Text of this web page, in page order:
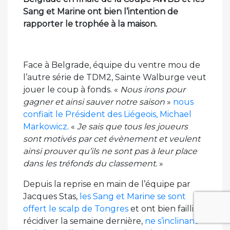
Sang et Marine ont bien l’intention de
rapporter le trophée à la maison.
Face à Belgrade, équipe du ventre mou de
l’autre série de TDM2, Sainte Walburge veut
jouer le coup à fonds. « Nous irons pour
gagner et ainsi sauver notre saison » nous
confiait le Président des Liégeois, Michael
Markowicz. « Je sais que tous les joueurs
sont motivés par cet évènement et veulent
ainsi prouver qu’ils ne sont pas à leur place
dans les tréfonds du classement. »
Depuis la reprise en main de l’équipe par
Jacques Stas, les Sang et Marine se sont
offert le scalp de Tongres et ont bien failli
récidiver la semaine dernière, ne s’inclinant